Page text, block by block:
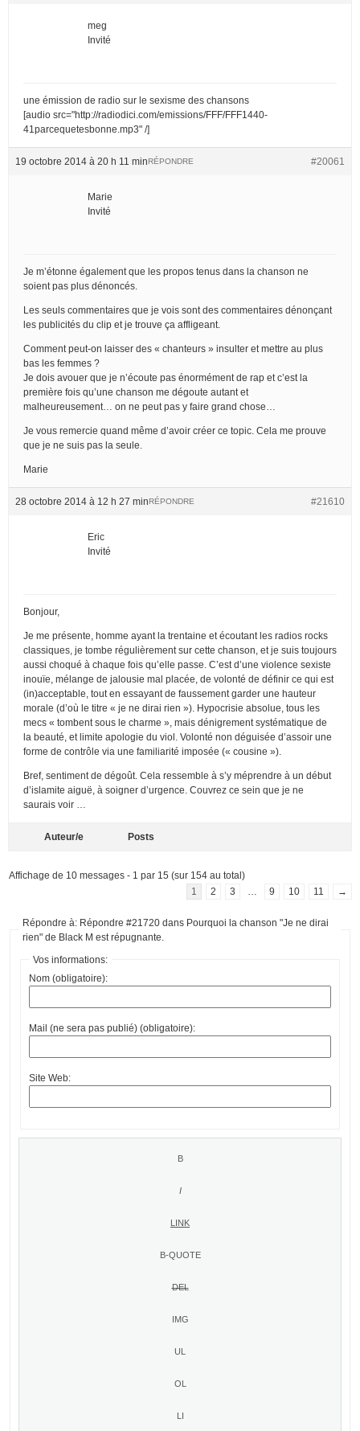
meg
Invité
une émission de radio sur le sexisme des chansons
[audio src="http://radiodici.com/emissions/FFF/FFF1440-
41parcequetesbonne.mp3" /]
19 octobre 2014 à 20 h 11 min #20061
RÉPONDRE
Marie
Invité
Je m’étonne également que les propos tenus dans la chanson ne
soient pas plus dénoncés.
Les seuls commentaires que je vois sont des commentaires dénonçant
les publicités du clip et je trouve ça affligeant.
Comment peut-on laisser des « chanteurs » insulter et mettre au plus
bas les femmes ?
Je dois avouer que je n’écoute pas énormément de rap et c’est la
première fois qu’une chanson me dégoute autant et
malheureusement… on ne peut pas y faire grand chose…
Je vous remercie quand même d’avoir créer ce topic. Cela me prouve
que je ne suis pas la seule.
Marie
28 octobre 2014 à 12 h 27 min #21610
RÉPONDRE
Eric
Invité
Bonjour,
Je me présente, homme ayant la trentaine et écoutant les radios rocks
classiques, je tombe régulièrement sur cette chanson, et je suis toujours
aussi choqué à chaque fois qu’elle passe. C’est d’une violence sexiste
inouïe, mélange de jalousie mal placée, de volonté de définir ce qui est
(in)acceptable, tout en essayant de faussement garder une hauteur
morale (d’où le titre « je ne dirai rien »). Hypocrisie absolue, tous les
mecs « tombent sous le charme », mais dénigrement systématique de
la beauté, et limite apologie du viol. Volonté non déguisée d’assoir une
forme de contrôle via une familiarité imposée (« cousine »).
Bref, sentiment de dégoût. Cela ressemble à s’y méprendre à un début
d’islamite aiguë, à soigner d’urgence. Couvrez ce sein que je ne
saurais voir …
Auteur/e Posts
Affichage de 10 messages - 1 par 15 (sur 154 au total)
1
2 3 9 10 11 →
Répondre à: Répondre #21720 dans Pourquoi la chanson "Je ne dirai
rien" de Black M est répugnante.
Vos informations:
Nom (obligatoire):
Mail (ne sera pas publié) (obligatoire):
Site Web: